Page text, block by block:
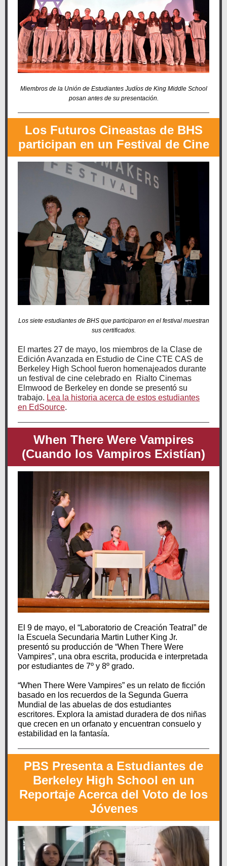
Miembros de la Unión de Estudiantes Judíos de King Middle School
posan antes de su presentación.
Los Futuros Cineastas de BHS
participan en un Festival de Cine
Los siete estudiantes de BHS que participaron en el festival muestran
sus certificados.
El martes 27 de mayo, los miembros de la Clase de
Edición Avanzada en Estudio de Cine CTE CAS de
Berkeley High School fueron homenajeados durante
un festival de cine celebrado en Rialto Cinemas
Elmwood de Berkeley en donde se presentó su
trabajo. Lea la historia acerca de estos estudiantes
en EdSource.
When There Were Vampires
(Cuando los Vampiros Existían)
El 9 de mayo, el “Laboratorio de Creación Teatral” de
la Escuela Secundaria Martin Luther King Jr.
presentó su producción de “When There Were
Vampires”, una obra escrita, producida e interpretada
por estudiantes de 7º y 8º grado.
“When There Were Vampires” es un relato de ficción
basado en los recuerdos de la Segunda Guerra
Mundial de las abuelas de dos estudiantes
escritores. Explora la amistad duradera de dos niñas
que crecen en un orfanato y encuentran consuelo y
estabilidad en la fantasía.
PBS Presenta a Estudiantes de
Berkeley High School en un
Reportaje Acerca del Voto de los
Jóvenes